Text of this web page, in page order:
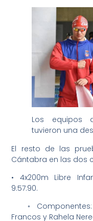
Los equipos
tuvieron una
El resto de las
Cántabra en las dos
• 4x200m Libre
9:57.90.
◦ Componentes:
Francos y Rahela